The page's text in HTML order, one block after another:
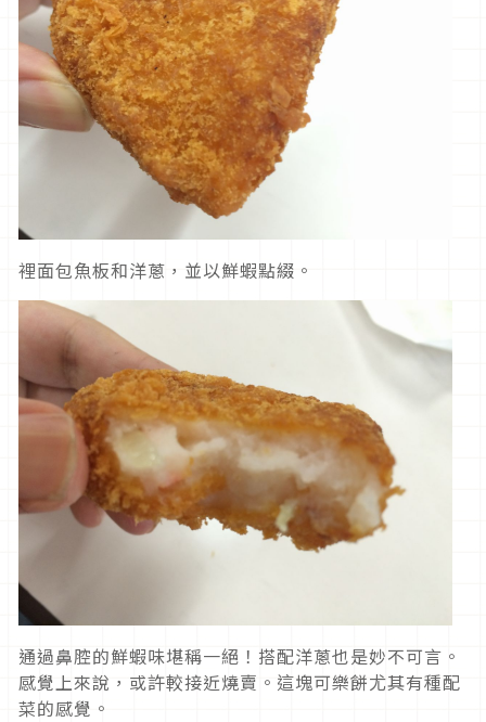
裡面包魚板和洋蔥，並以鮮蝦點綴。
通過鼻腔的鮮蝦味堪稱一絕！搭配洋蔥也是妙不可言。
感覺上來說，或許較接近燒賣。這塊可樂餅尤其有種配
菜的感覺。